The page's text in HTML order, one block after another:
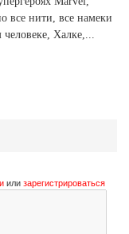
все нити, все намеки
Халке,...
или зарегистрироваться